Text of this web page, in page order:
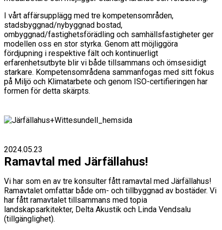
I vårt affärsupplägg med tre kompetensområden,
stadsbyggnad/nybyggnad bostad,
ombyggnad/fastighetsförädling och samhällsfastigheter ger
modellen oss en stor styrka. Genom att möjliggöra
fördjupning i respektive fält och kontinuerligt
erfarenhetsutbyte blir vi både tillsammans och ömsesidigt
starkare. Kompetensområdena sammanfogas med sitt fokus
på Miljö och Klimatarbete och genom ISO-certifieringen har
formen för detta skärpts.
2024.05.23
Ramavtal med Järfällahus!
Vi har som en av tre konsulter fått ramavtal med Järfällahus!
Ramavtalet omfattar både om- och tillbyggnad av bostäder. Vi
har fått ramavtalet tillsammans med topia
landskapsarkitekter, Delta Akustik och Linda Vendsalu
(tillgänglighet).